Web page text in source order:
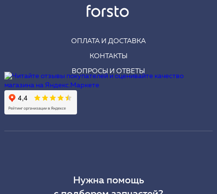
ОПЛАТА И ДОСТАВКА
КОНТАКТЫ
ВОПРОСЫ И ОТВЕТЫ
Нужна помощь